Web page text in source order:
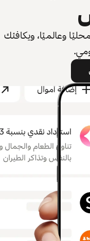
وعالميًا، ويكافئك